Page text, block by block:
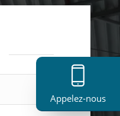
Appelez-nous